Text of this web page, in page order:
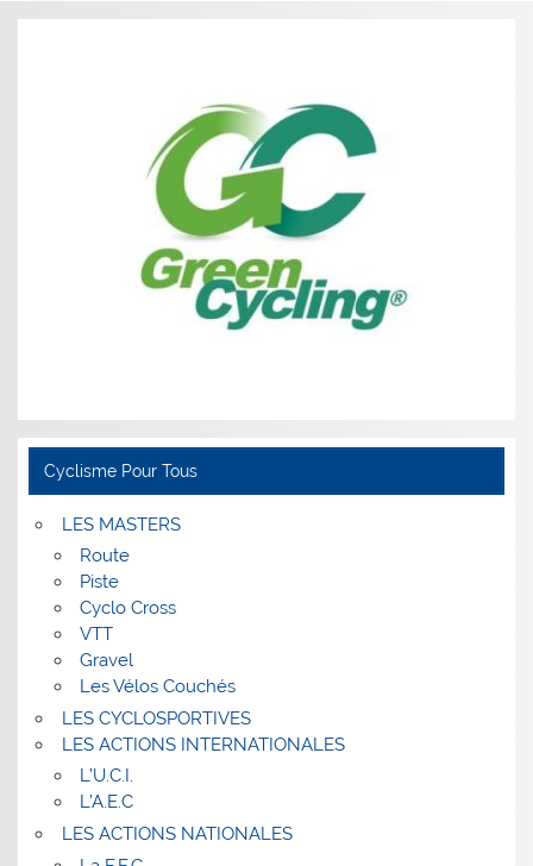
Cyclisme Pour Tous
LES MASTERS
Route
Piste
Cyclo Cross
VTT
Gravel
Les Vélos Couchés
LES CYCLOSPORTIVES
LES ACTIONS INTERNATIONALES
L’U.C.I.
L’A.E.C
LES ACTIONS NATIONALES